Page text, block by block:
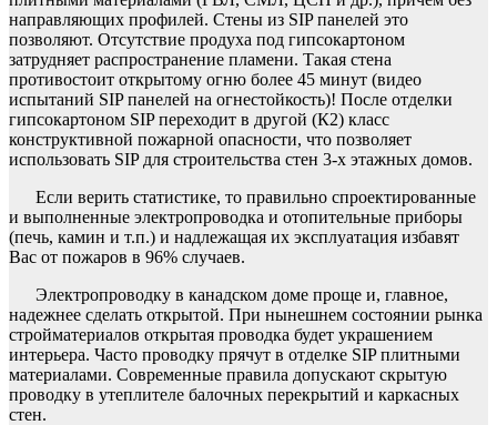
направляющих профилей. Стены из SIP панелей это
позволяют. Отсутствие продуха под гипсокартоном
затрудняет распространение пламени. Такая стена
противостоит открытому огню более 45 минут (видео
испытаний SIP панелей на огнестойкость)! После отделки
гипсокартоном SIP переходит в другой (К2) класс
конструктивной пожарной опасности, что позволяет
использовать SIP для строительства стен 3-х этажных домов.
Если верить статистике, то правильно спроектированные
и выполненные электропроводка и отопительные приборы
(печь, камин и т.п.) и надлежащая их эксплуатация избавят
Вас от пожаров в 96% случаев.
Электропроводку в канадском доме проще и, главное,
надежнее сделать открытой. При нынешнем состоянии рынка
стройматериалов открытая проводка будет украшением
интерьера. Часто проводку прячут в отделке SIP плитными
материалами. Современные правила допускают скрытую
проводку в утеплителе балочных перекрытий и каркасных
стен.